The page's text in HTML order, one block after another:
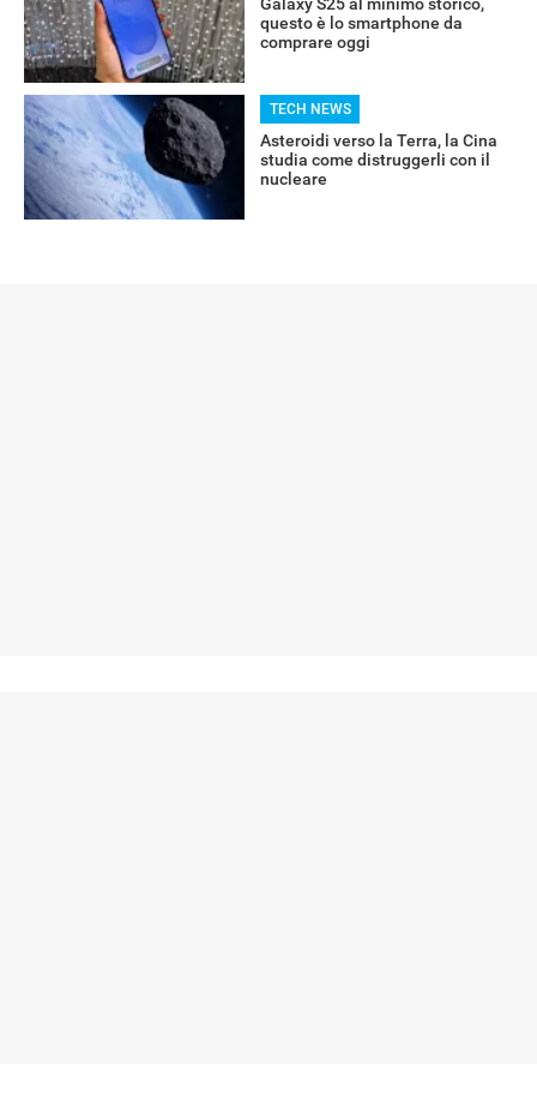
questo è lo smartphone da
comprare oggi
TECH NEWS
Asteroidi verso la Terra, la Cina
studia come distruggerli con il
nucleare